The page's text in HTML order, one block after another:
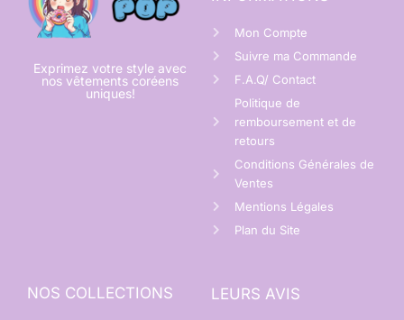
Exprimez votre style avec
nos vêtements coréens
uniques!
Mon Compte
Suivre ma Commande
F.A.Q/ Contact
Politique de
remboursement et de
retours
Conditions Générales de
Ventes
Mentions Légales
Plan du Site
NOS COLLECTIONS LEURS AVIS